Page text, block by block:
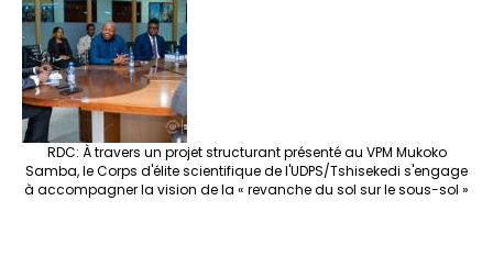
RDC: À travers un projet structurant présenté au VPM Mukoko
Samba, le Corps d'élite scientifique de l'UDPS/Tshisekedi s'engage
à accompagner la vision de la « revanche du sol sur le sous-sol »